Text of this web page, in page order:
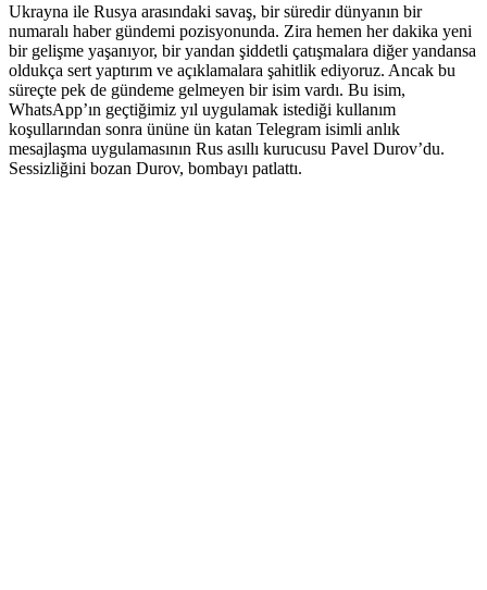
Ukrayna ile Rusya arasındaki savaş, bir süredir dünyanın bir
numaralı haber gündemi pozisyonunda. Zira hemen her dakika yeni
bir gelişme yaşanıyor, bir yandan şiddetli çatışmalara diğer yandansa
oldukça sert yaptırım ve açıklamalara şahitlik ediyoruz. Ancak bu
süreçte pek de gündeme gelmeyen bir isim vardı. Bu isim,
WhatsApp’ın geçtiğimiz yıl uygulamak istediği kullanım
koşullarından sonra ününe ün katan Telegram isimli anlık
mesajlaşma uygulamasının Rus asıllı kurucusu Pavel Durov’du.
Sessizliğini bozan Durov, bombayı patlattı.